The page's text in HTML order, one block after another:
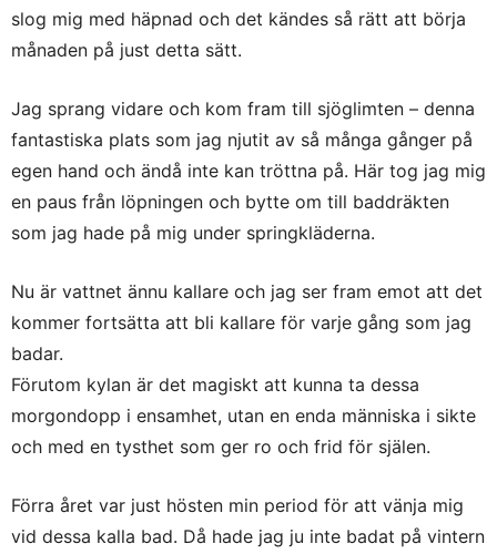
slog mig med häpnad och det kändes så rätt att börja
månaden på just detta sätt.
Jag sprang vidare och kom fram till sjöglimten – denna
fantastiska plats som jag njutit av så många gånger på
egen hand och ändå inte kan tröttna på. Här tog jag mig
en paus från löpningen och bytte om till baddräkten
som jag hade på mig under springkläderna.
Nu är vattnet ännu kallare och jag ser fram emot att det
kommer fortsätta att bli kallare för varje gång som jag
badar.
Förutom kylan är det magiskt att kunna ta dessa
morgondopp i ensamhet, utan en enda människa i sikte
och med en tysthet som ger ro och frid för själen.
Förra året var just hösten min period för att vänja mig
vid dessa kalla bad. Då hade jag ju inte badat på vintern